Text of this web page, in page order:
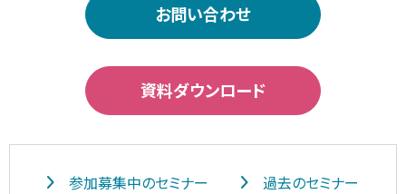
お問い合わせ
資料ダウンロード
参加募集中のセミナー 過去のセミナー